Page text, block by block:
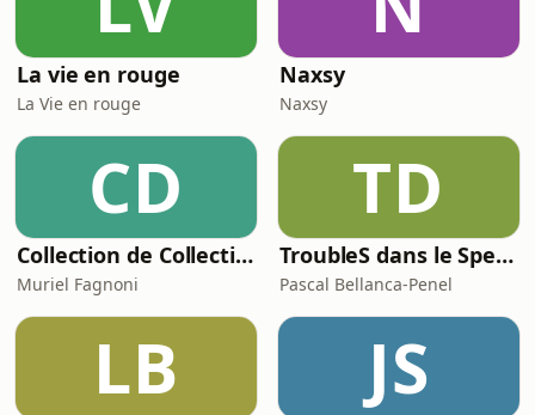
La vie en rouge
La Vie en rouge
Naxsy
Naxsy
CD
Collection de Collectionneurs
Muriel Fagnoni
TD
TroubleS dans le Spectre
Pascal Bellanca-Penel
LB JS